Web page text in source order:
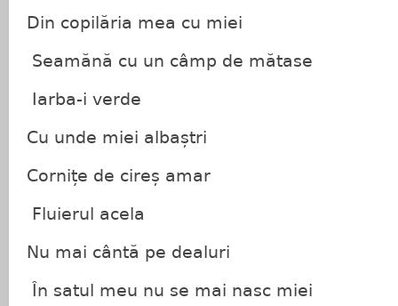
Din copilăria mea cu miei
Seamănă cu un câmp de mătase
Iarba-i verde
Cu unde miei albaștri
Cornițe de cireș amar
Fluierul acela
Nu mai cântă pe dealuri
În satul meu nu se mai nasc miei